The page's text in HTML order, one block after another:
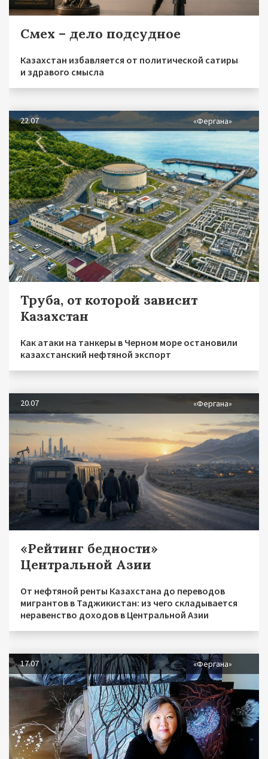
Смех – дело подсудное
Казахстан избавляется от политической сатиры
и здравого смысла
22.07 «Фергана»
Труба, от которой зависит
Казахстан
Как атаки на танкеры в Черном море остановили
казахстанский нефтяной экспорт
20.07 «Фергана»
«Рейтинг бедности»
Центральной Азии
От нефтяной ренты Казахстана до переводов
мигрантов в Таджикистан: из чего складывается
неравенство доходов в Центральной Азии
17.07 «Фергана»